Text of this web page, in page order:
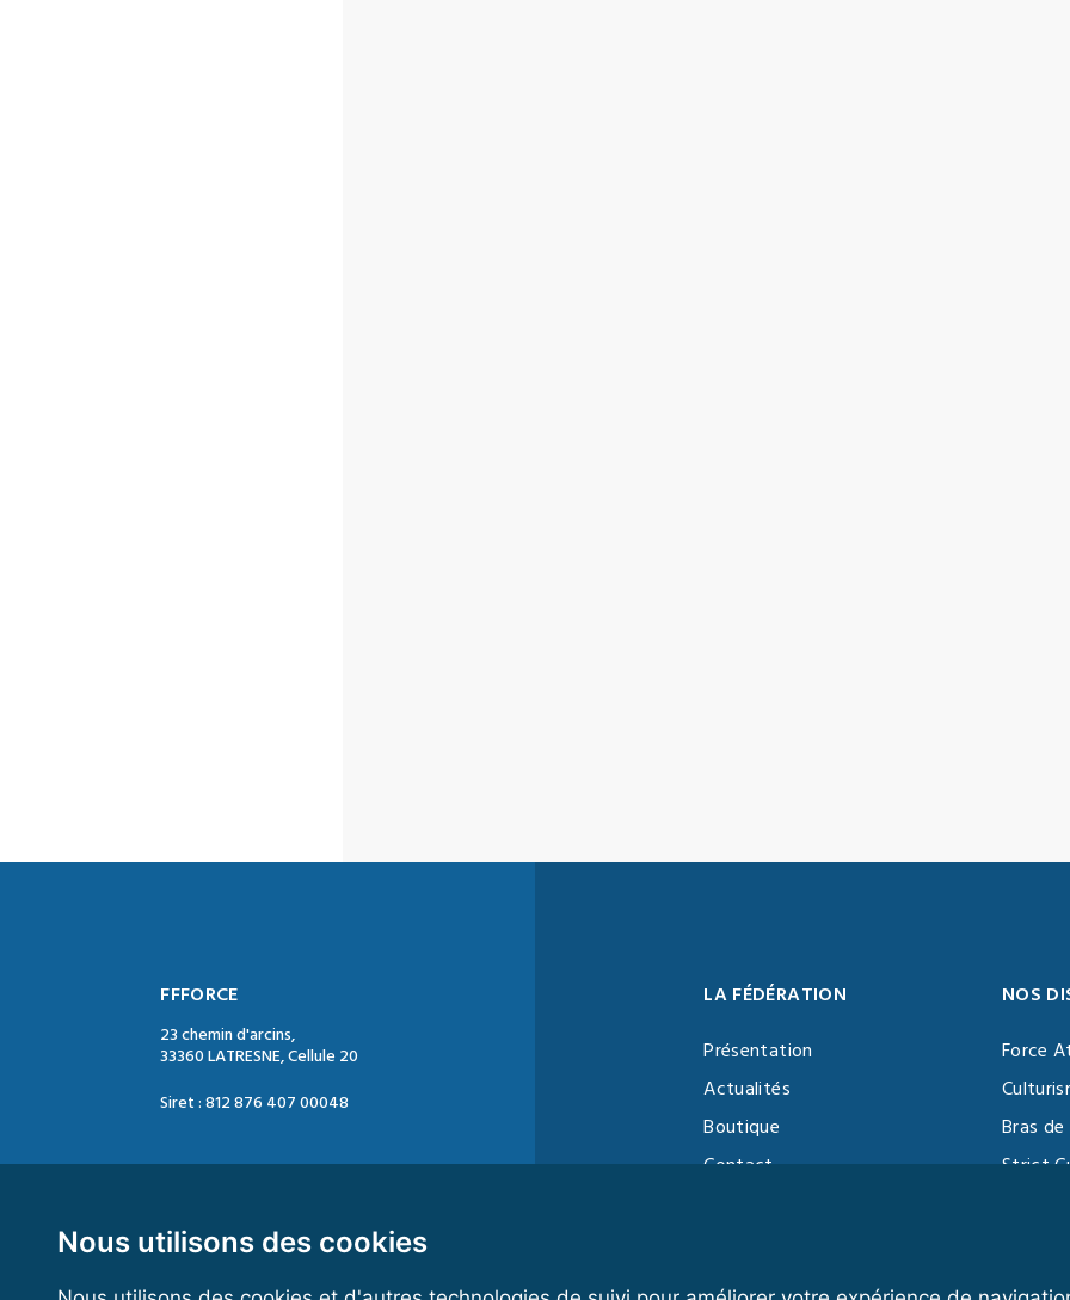
Nous utilisons des cookies
FFFORCE
23 chemin d'arcins,
33360 LATRESNE, Cellule 20
Siret : 812 876 407 00048
Mail : contact@ffforce.fr
LA FÉDÉRATION
Présentation
Actualités
Boutique
Contact
NOS
Force
Bras
Strict